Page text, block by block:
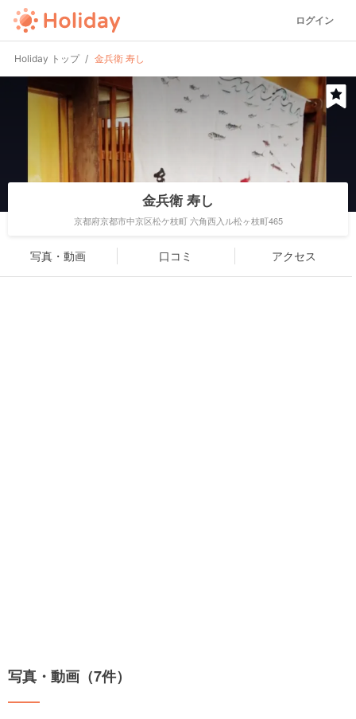
ログイン
Holiday トップ 金兵衛 寿し
金兵衛 寿し
京都府京都市中京区松ケ枝町 六角西入ル松ヶ枝町465
写真・動画 口コミ アクセス
写真・動画（7件）